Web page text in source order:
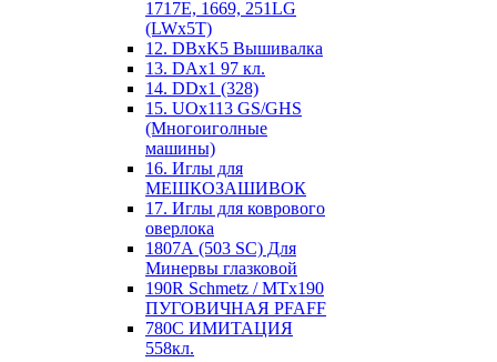
1717E, 1669, 251LG
(LWx5T)
12. DBxK5 Вышивалка
13. DAx1 97 кл.
14. DDx1 (328)
15. UOx113 GS/GHS
(Многоиголные
машины)
16. Иглы для
МЕШКОЗАШИВОК
17. Иглы для коврового
оверлока
1807А (503 SC) Для
Минервы глазковой
190R Schmetz / MTx190
ПУГОВИЧНАЯ PFAFF
780С ИМИТАЦИЯ
558кл.